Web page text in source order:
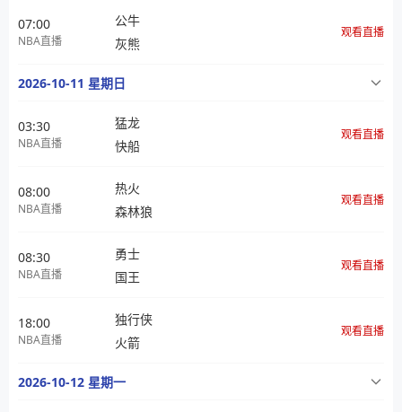
07:00
NBA直播
公牛
灰熊
观看直播
2026-10-11 星期日
03:30
NBA直播
猛龙
快船
观看直播
08:00
NBA直播
热火
森林狼
观看直播
08:30
NBA直播
勇士
国王
观看直播
18:00
NBA直播
独行侠
火箭
观看直播
2026-10-12 星期一